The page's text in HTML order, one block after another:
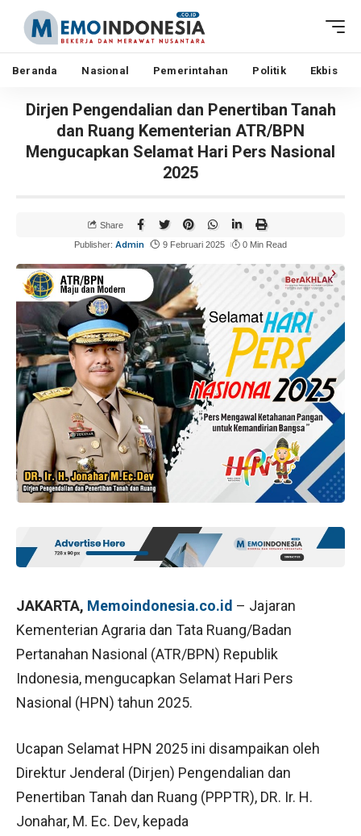
Beranda Nasional Pemerintahan Politik Ekbis
Dirjen Pengendalian dan Penertiban Tanah
dan Ruang Kementerian ATR/BPN
Mengucapkan Selamat Hari Pers Nasional
2025
Publisher: Admin 9 Februari 2025 0 Min Read
Share
JAKARTA, Memoindonesia.co.id – Jajaran
Kementerian Agraria dan Tata Ruang/Badan
Pertanahan Nasional (ATR/BPN) Republik
Indonesia, mengucapkan Selamat Hari Pers
Nasional (HPN) tahun 2025.
Ucapan Selamat HPN 2025 ini disampaikan oleh
Direktur Jenderal (Dirjen) Pengendalian dan
Penertiban Tanah dan Ruang (PPPTR), DR. Ir. H.
Jonahar, M. Ec. Dev, kepada